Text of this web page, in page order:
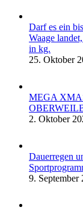
Darf es ein
Waage
in kg.
25. Oktober
MEGA
2. Oktober
Dauerregen
9. September